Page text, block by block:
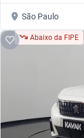
São Paulo
Abaixo da FIPE